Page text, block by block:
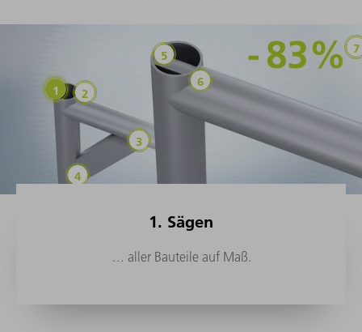
1. Sägen
… aller Bauteile auf Maß.